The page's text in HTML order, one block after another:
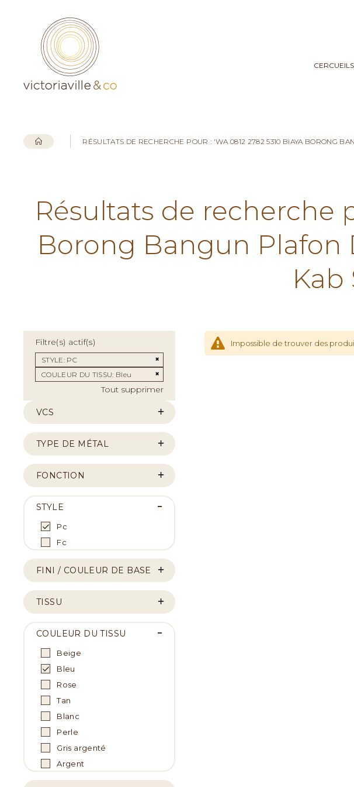
RÉSULTATS DE RECHERCHE POUR : 'WA 0812 2782 5310 BIAYA BORONG
Résultats de recherche
Borong Bangun Plafon
Kab
Impossible de trouver des
Filtre(s) actif(s)
STYLE PC
Supprimer cet Élément
COULEUR DU TISSU Bleu
Tout supprimer
VCS
TYPE DE MÉTAL
FONCTION
STYLE
Pc
Fc
FINI / COULEUR DE BASE
TISSU
COULEUR DU TISSU
Beige
Bleu
Rose
Tan
Blanc
Perle
Gris argenté
Argent